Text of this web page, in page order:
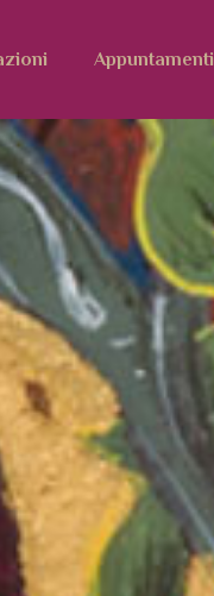
Appuntamenti